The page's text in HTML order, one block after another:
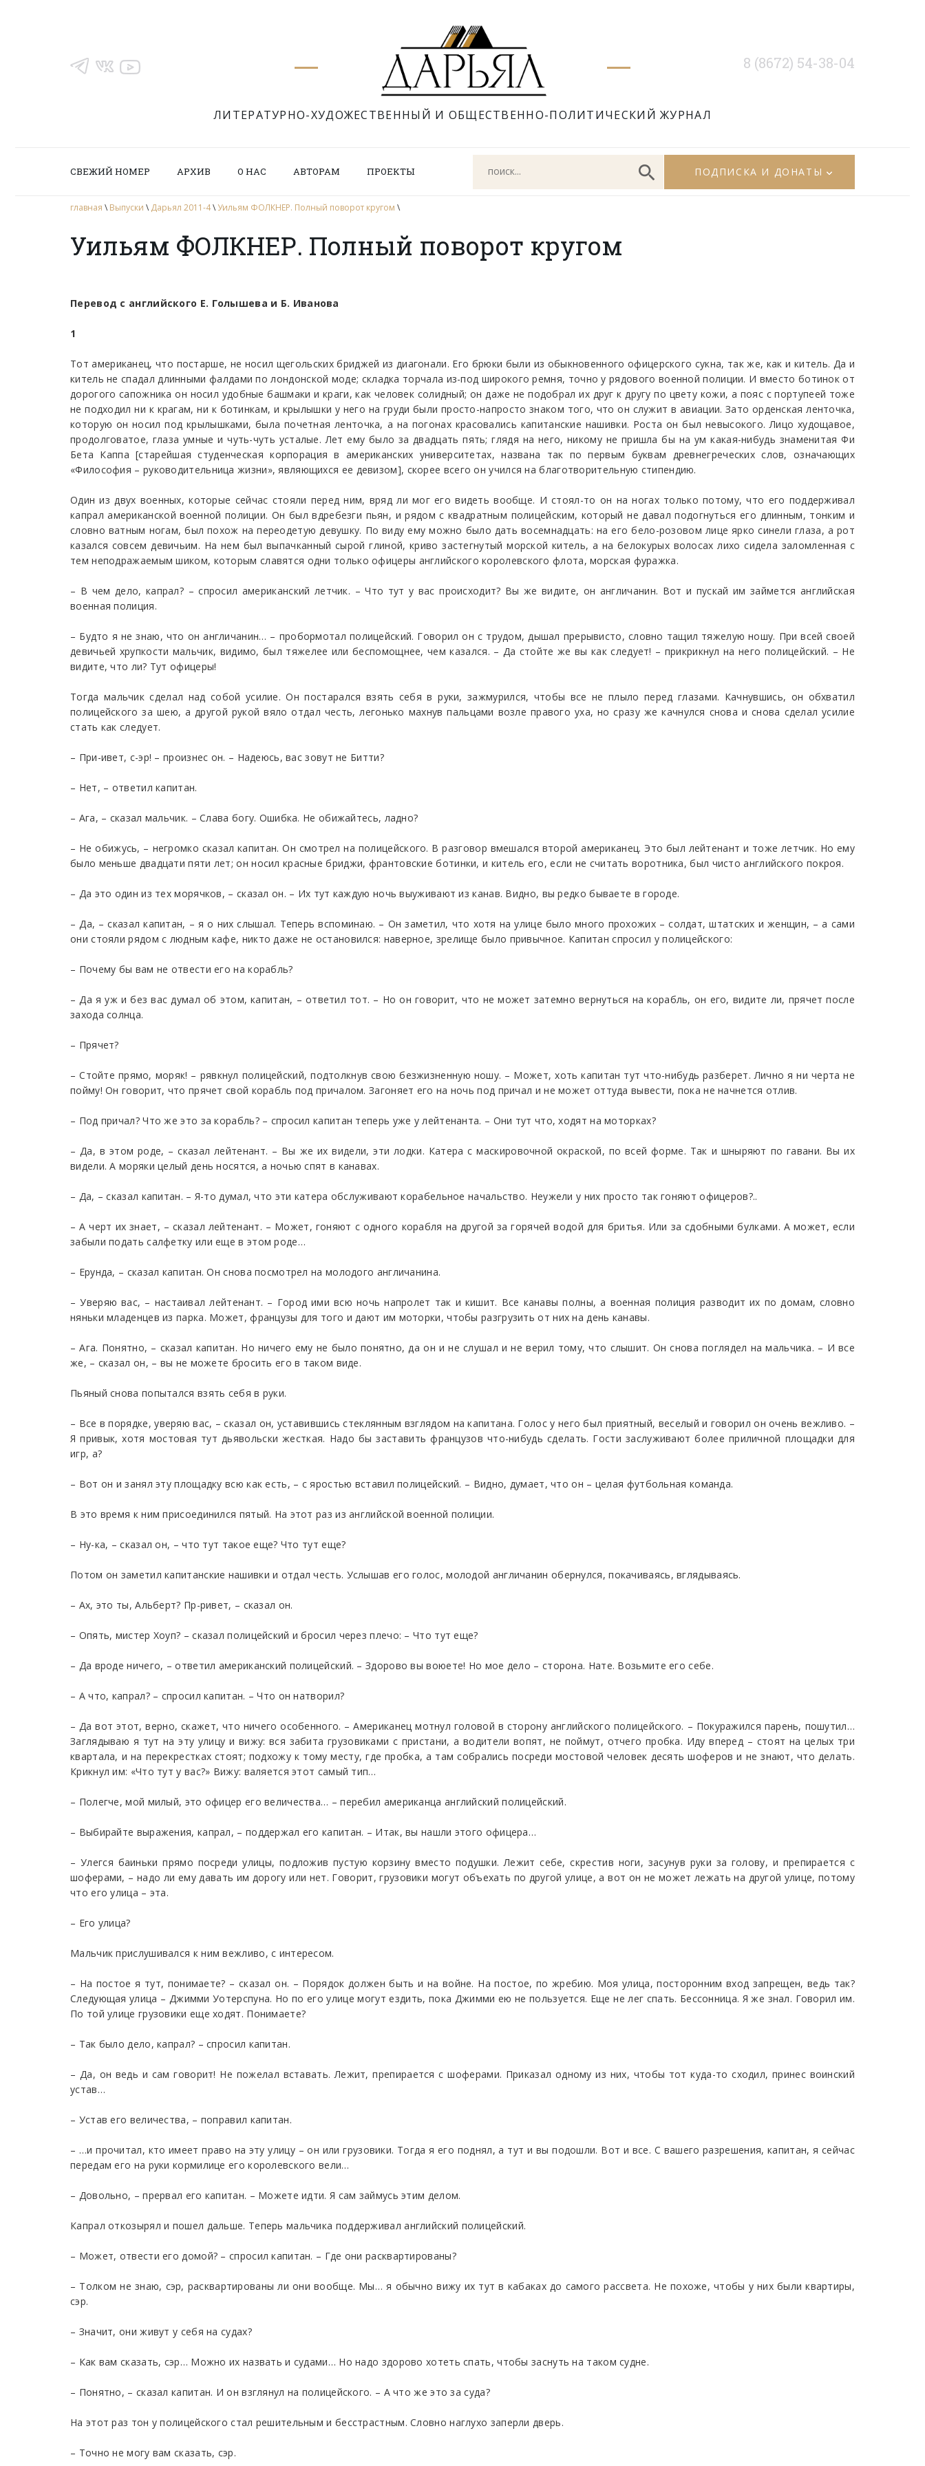
ЛИТЕРАТУРНО-ХУДОЖЕСТВЕННЫЙ И ОБЩЕСТВЕННО-ПОЛИТИЧЕСКИЙ ЖУРНАЛ
8 (8672) 54-38-04
СВЕЖИЙ НОМЕР АРХИВ О НАС АВТОРАМ ПРОЕКТЫ ПОДПИСКА И ДОНАТЫ
главная \ Выпуски \ Дарьял 2011-4\Уильям ФОЛКНЕР. Полный поворот кругом \
Уильям ФОЛКНЕР. Полный поворот кругом
Перевод с английского Е. Голышева и Б. Иванова
1
Тот американец, что постарше, не носил щегольских бриджей из диагонали. Его брюки были из обыкновенного офицерского сукна, так же, как и китель. Да и
китель не спадал длинными фалдами по лондонской моде; складка торчала из-под широкого ремня, точно у рядового военной полиции. И вместо ботинок от
дорогого сапожника он носил удобные башмаки и краги, как человек солидный; он даже не подобрал их друг к другу по цвету кожи, а пояс с портупеей тоже
не подходил ни к крагам, ни к ботинкам, и крылышки у него на груди были просто-напросто знаком того, что он служит в авиации. Зато орденская ленточка,
которую он носил под крылышками, была почетная ленточка, а на погонах красовались капитанские нашивки. Роста он был невысокого. Лицо худощавое,
продолговатое, глаза умные и чуть-чуть усталые. Лет ему было за двадцать пять; глядя на него, никому не пришла бы на ум какая-нибудь знаменитая Фи
Бета Каппа [старейшая студенческая корпорация в американских университетах, названа так по первым буквам древнегреческих слов, означающих
«Философия – руководительница жизни», являющихся ее девизом], скорее всего он учился на благотворительную стипендию.
Один из двух военных, которые сейчас стояли перед ним, вряд ли мог его видеть вообще. И стоял-то он на ногах только потому, что его поддерживал
капрал американской военной полиции. Он был вдребезги пьян, и рядом с квадратным полицейским, который не давал подогнуться его длинным, тонким и
словно ватным ногам, был похож на переодетую девушку. По виду ему можно было дать восемнадцать: на его бело-розовом лице ярко синели глаза, а рот
казался совсем девичьим. На нем был выпачканный сырой глиной, криво застегнутый морской китель, а на белокурых волосах лихо сидела заломленная с
тем неподражаемым шиком, которым славятся одни только офицеры английского королевского флота, морская фуражка.
– В чем дело, капрал? – спросил американский летчик. – Что тут у вас происходит? Вы же видите, он англичанин. Вот и пускай им займется английская
военная полиция.
– Будто я не знаю, что он англичанин… – пробормотал полицейский. Говорил он с трудом, дышал прерывисто, словно тащил тяжелую ношу. При всей своей
девичьей хрупкости мальчик, видимо, был тяжелее или беспомощнее, чем казался. – Да стойте же вы как следует! – прикрикнул на него полицейский. – Не
видите, что ли? Тут офицеры!
Тогда мальчик сделал над собой усилие. Он постарался взять себя в руки, зажмурился, чтобы все не плыло перед глазами. Качнувшись, он обхватил
полицейского за шею, а другой рукой вяло отдал честь, легонько махнув пальцами возле правого уха, но сразу же качнулся снова и снова сделал усилие
стать как следует.
– При-ивет, с-эр! – произнес он. – Надеюсь, вас зовут не Битти?
– Нет, – ответил капитан.
– Ага, – сказал мальчик. – Слава богу. Ошибка. Не обижайтесь, ладно?
– Не обижусь, – негромко сказал капитан. Он смотрел на полицейского. В разговор вмешался второй американец. Это был лейтенант и тоже летчик. Но ему
было меньше двадцати пяти лет; он носил красные бриджи, франтовские ботинки, и китель его, если не считать воротника, был чисто английского покроя.
– Да это один из тех морячков, – сказал он. – Их тут каждую ночь выуживают из канав. Видно, вы редко бываете в городе.
– Да, – сказал капитан, – я о них слышал. Теперь вспоминаю. – Он заметил, что хотя на улице было много прохожих – солдат, штатских и женщин, – а сами
они стояли рядом с людным кафе, никто даже не остановился: наверное, зрелище было привычное. Капитан спросил у полицейского:
– Почему бы вам не отвести его на корабль?
– Да я уж и без вас думал об этом, капитан, – ответил тот. – Но он говорит, что не может затемно вернуться на корабль, он его, видите ли, прячет после
захода солнца.
– Прячет?
– Стойте прямо, моряк! – рявкнул полицейский, подтолкнув свою безжизненную ношу. – Может, хоть капитан тут что-нибудь разберет. Лично я ни черта не
пойму! Он говорит, что прячет свой корабль под причалом. Загоняет его на ночь под причал и не может оттуда вывести, пока не начнется отлив.
– Под причал? Что же это за корабль? – спросил капитан теперь уже у лейтенанта. – Они тут что, ходят на моторках?
– Да, в этом роде, – сказал лейтенант. – Вы же их видели, эти лодки. Катера с маскировочной окраской, по всей форме. Так и шныряют по гавани. Вы их
видели. А моряки целый день носятся, а ночью спят в канавах.
– Да, – сказал капитан. – Я-то думал, что эти катера обслуживают корабельное начальство. Неужели у них просто так гоняют офицеров?..
– А черт их знает, – сказал лейтенант. – Может, гоняют с одного корабля на другой за горячей водой для бритья. Или за сдобными булками. А может, если
забыли подать салфетку или еще в этом роде…
– Ерунда, – сказал капитан. Он снова посмотрел на молодого англичанина.
– Уверяю вас, – настаивал лейтенант. – Город ими всю ночь напролет так и кишит. Все канавы полны, а военная полиция разводит их по домам, словно
няньки младенцев из парка. Может, французы для того и дают им моторки, чтобы разгрузить от них на день канавы.
– Ага. Понятно, – сказал капитан. Но ничего ему не было понятно, да он и не слушал и не верил тому, что слышит. Он снова поглядел на мальчика. – И все
же, – сказал он, – вы не можете бросить его в таком виде.
Пьяный снова попытался взять себя в руки.
– Все в порядке, уверяю вас, – сказал он, уставившись стеклянным взглядом на капитана. Голос у него был приятный, веселый и говорил он очень вежливо. –
Я привык, хотя мостовая тут дьявольски жесткая. Надо бы заставить французов что-нибудь сделать. Гости заслуживают более приличной площадки для
игр, а?
– Вот он и занял эту площадку всю как есть, – с яростью вставил полицейский. – Видно, думает, что он – целая футбольная команда.
В это время к ним присоединился пятый. На этот раз из английской военной полиции.
– Ну-ка, – сказал он, – что тут такое еще? Что тут еще?
Потом он заметил капитанские нашивки и отдал честь. Услышав его голос, молодой англичанин обернулся, покачиваясь, вглядываясь.
– Ах, это ты, Альберт? Пр-ривет, – сказал он.
– Опять, мистер Хоуп? – сказал полицейский и бросил через плечо: – Что тут еще?
– Да вроде ничего, – ответил американский полицейский. – Здорово вы воюете! Но мое дело – сторона. Нате. Возьмите его себе.
– А что, капрал? – спросил капитан. – Что он натворил?
– Да вот этот, верно, скажет, что ничего особенного. – Американец мотнул головой в сторону английского полицейского. – Покуражился парень, пошутил…
Заглядываю я тут на эту улицу и вижу: вся забита грузовиками с пристани, а водители вопят, не поймут, отчего пробка. Иду вперед – стоят на целых три
квартала, и на перекрестках стоят; подхожу к тому месту, где пробка, а там собрались посреди мостовой человек десять шоферов и не знают, что делать.
Крикнул им: «Что тут у вас?» Вижу: валяется этот самый тип…
– Полегче, мой милый, это офицер его величества… – перебил американца английский полицейский.
– Выбирайте выражения, капрал, – поддержал его капитан. – Итак, вы нашли этого офицера…
– Улегся баиньки прямо посреди улицы, подложив пустую корзину вместо подушки. Лежит себе, скрестив ноги, засунув руки за голову, и препирается с
шоферами, – надо ли ему давать им дорогу или нет. Говорит, грузовики могут объехать по другой улице, а вот он не может лежать на другой улице, потому
что его улица – эта.
– Его улица?
Мальчик прислушивался к ним вежливо, с интересом.
– На постое я тут, понимаете? – сказал он. – Порядок должен быть и на войне. На постое, по жребию. Моя улица, посторонним вход запрещен, ведь так?
Следующая улица – Джимми Уотерспуна. Но по его улице могут ездить, пока Джимми ею не пользуется. Еще не лег спать. Бессонница. Я же знал. Говорил им.
По той улице грузовики еще ходят. Понимаете?
– Так было дело, капрал? – спросил капитан.
– Да, он ведь и сам говорит! Не пожелал вставать. Лежит, препирается с шоферами. Приказал одному из них, чтобы тот куда-то сходил, принес воинский
устав…
– Устав его величества, – поправил капитан.
– …и прочитал, кто имеет право на эту улицу – он или грузовики. Тогда я его поднял, а тут и вы подошли. Вот и все. С вашего разрешения, капитан, я сейчас
передам его на руки кормилице его королевского вели…
– Довольно, – прервал его капитан. – Можете идти. Я сам займусь этим делом.
Капрал откозырял и пошел дальше. Теперь мальчика поддерживал английский полицейский.
– Может, отвести его домой? – спросил капитан. – Где они расквартированы?
– Толком не знаю, сэр, расквартированы ли они вообще. Мы… я обычно вижу их тут в кабаках до самого рассвета. Не похоже, чтобы у них были квартиры,
сэр.
– Значит, они живут у себя на судах?
– Как вам сказать, сэр… Можно их назвать и судами… Но надо здорово хотеть спать, чтобы заснуть на таком судне.
– Понятно, – сказал капитан. И он взглянул на полицейского. – А что же это за суда?
На этот раз тон у полицейского стал решительным и бесстрастным. Словно наглухо заперли дверь.
– Точно не могу вам сказать, сэр.